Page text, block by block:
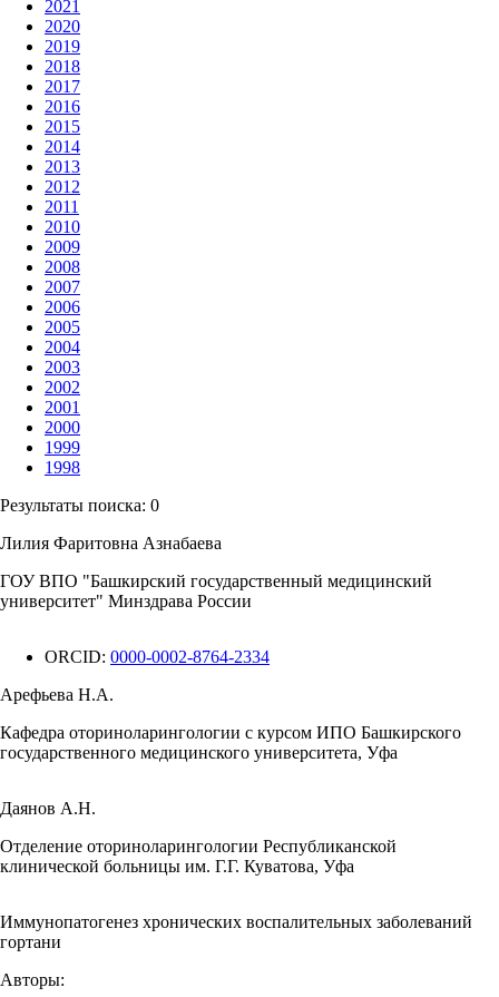
2021
2020
2019
2018
2017
2016
2015
2014
2013
2012
2011
2010
2009
2008
2007
2006
2005
2004
2003
2002
2001
2000
1999
1998
Результаты поиска: 0
Лилия Фаритовна Азнабаева
ГОУ ВПО "Башкирский государственный медицинский
университет" Минздрава России
ORCID: 0000-0002-8764-2334
Арефьева Н.А.
Кафедра оториноларингологии с курсом ИПО Башкирского
государственного медицинского университета, Уфа
Даянов А.Н.
Отделение оториноларингологии Республиканской
клинической больницы им. Г.Г. Куватова, Уфа
Иммунопатогенез хронических воспалительных заболеваний
гортани
Авторы: